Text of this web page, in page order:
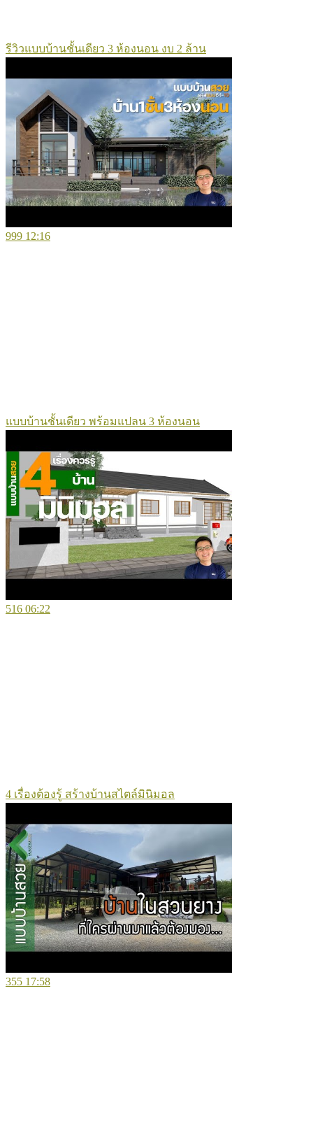
รีวิวแบบบ้านชั้นเดียว 3 ห้องนอน งบ 2 ล้าน
999 12:16
แบบบ้านชั้นเดียว พร้อมแปลน 3 ห้องนอน
516 06:22
4 เรื่องต้องรู้ สร้างบ้านสไตล์มินิมอล
355 17:58